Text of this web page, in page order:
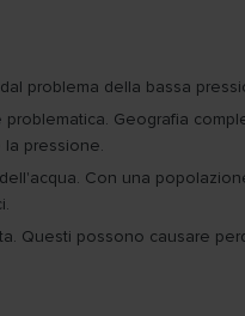
problema della bassa
Geografia
pressione.
Con una
Questi possono causare